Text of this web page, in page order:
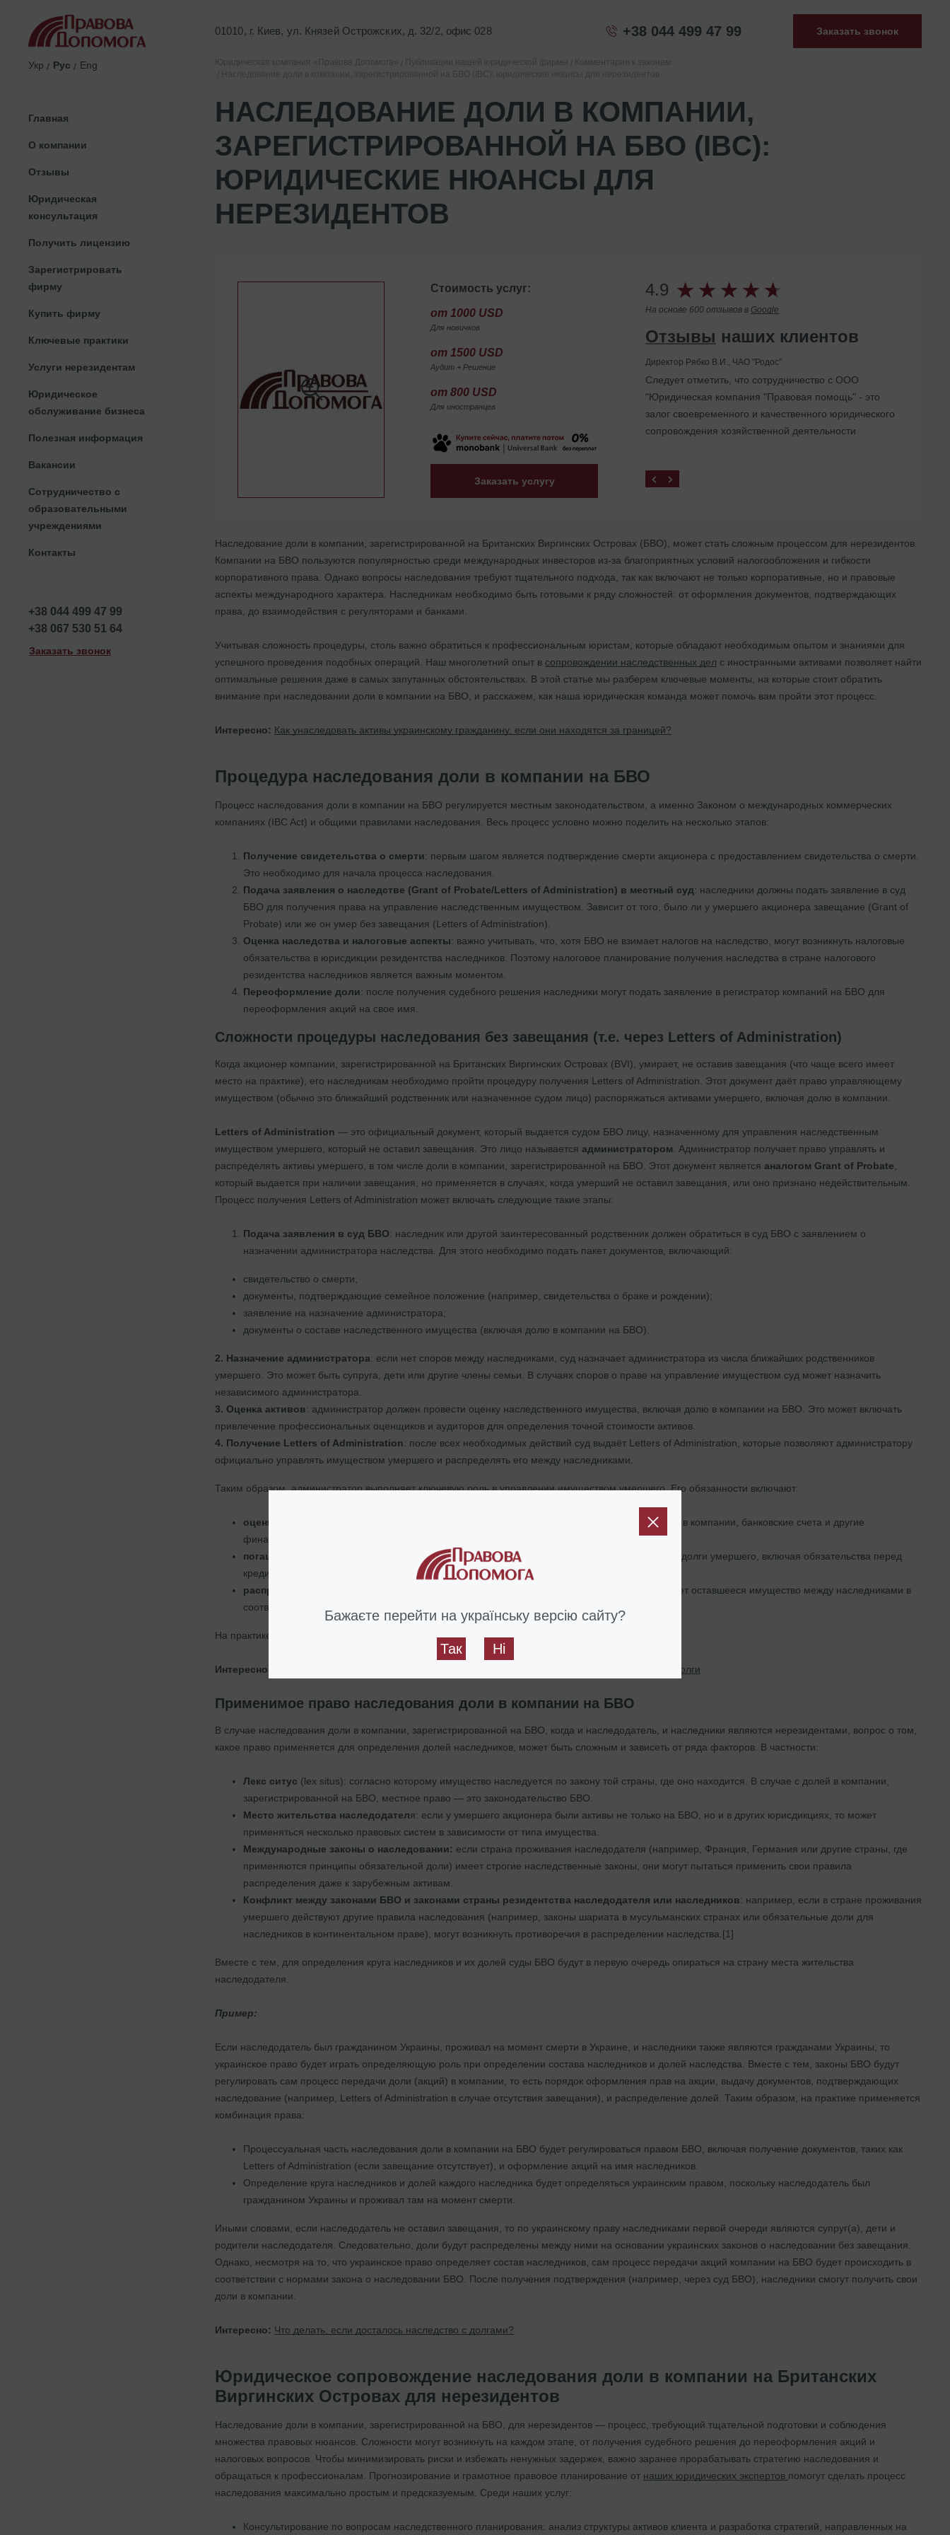
01010, г. Киев, ул. Князей Острожских, д. 32/2, офис 028 +38 044 499 47 99 Заказать звонок
Укр Рус Eng
Главная
О компании
Отзывы
Юридическая
консультация
Получить лицензию
Зарегистрировать
фирму
Купить фирму
Ключевые практики
Услуги нерезидентам
Юридическое
обслуживание бизнеса
Полезная информация
Вакансии
Сотрудничество с
образовательными
учреждениями
Контакты
+38 044 499 47 99
+38 067 530 51 64
Заказать звонок
НАСЛЕДОВАНИЕ ДОЛИ В КОМПАНИИ,
ЗАРЕГИСТРИРОВАННОЙ НА БВО (IBC):
ЮРИДИЧЕСКИЕ НЮАНСЫ ДЛЯ
НЕРЕЗИДЕНТОВ
Стоимость услуг:
от 1000 USD
Для новичков
от 1500 USD
Аудит + Решение
от 800 USD
Для иностранцев
Заказать услугу
4.9
На основе 600 отзывов в Google
Отзывы наших клиентов
Директор Рябко В.И., ЧАО "Родос"
Следует отметить, что сотрудничество с ООО
"Юридическая компания "Правовая помощь" - это
залог своевременного и качественного юридического
сопровождения хозяйственной деятельности
Наследование доли в компании, зарегистрированной на Британских Виргинских Островах (БВО), может стать сложным процессом для нерезидентов.
Компании на БВО пользуются популярностью среди международных инвесторов из-за благоприятных условий налогообложения и гибкости
корпоративного права. Однако вопросы наследования требуют тщательного подхода, так как включают не только корпоративные, но и правовые
аспекты международного характера. Наследникам необходимо быть готовыми к ряду сложностей: от оформления документов, подтверждающих
права, до взаимодействия с регуляторами и банками.
Учитывая сложность процедуры, столь важно обратиться к профессиональным юристам, которые обладают необходимым опытом и знаниями для
успешного проведения подобных операций. Наш многолетний опыт в сопровождении наследственных дел с иностранными активами позволяет найти
оптимальные решения даже в самых запутанных обстоятельствах. В этой статье мы разберем ключевые моменты, на которые стоит обратить
внимание при наследовании доли в компании на БВО, и расскажем, как наша юридическая команда может помочь вам пройти этот процесс.
Интересно: Как унаследовать активы украинскому гражданину, если они находятся за границей?
Процедура наследования доли в компании на БВО
Процесс наследования доли в компании на БВО регулируется местным законодательством, а именно Законом о международных коммерческих
компаниях (IBC Act) и общими правилами наследования. Весь процесс условно можно поделить на несколько этапов:
Получение свидетельства о смерти: первым шагом является подтверждение смерти акционера с предоставлением свидетельства о смерти.
Это необходимо для начала процесса наследования.
Подача заявления о наследстве (Grant of Probate/Letters of Administration) в местный суд: наследники должны подать заявление в суд
БВО для получения права на управление наследственным имуществом. Зависит от того, было ли у умершего акционера завещание (Grant of
Probate) или же он умер без завещания (Letters of Administration).
Оценка наследства и налоговые аспекты: важно учитывать, что, хотя БВО не взимает налогов на наследство, могут возникнуть налоговые
обязательства в юрисдикции резидентства наследников. Поэтому налоговое планирование получения наследства в стране налогового
резидентства наследников является важным моментом.
Переоформление доли: после получения судебного решения наследники могут подать заявление в регистратор компаний на БВО для
переоформления акций на свое имя.
Сложности процедуры наследования без завещания (т.е. через Letters of Administration)
Когда акционер компании, зарегистрированной на Британских Виргинских Островах (BVI), умирает, не оставив завещания (что чаще всего имеет
место на практике), его наследникам необходимо пройти процедуру получения Letters of Administration. Этот документ даёт право управляющему
имуществом (обычно это ближайший родственник или назначенное судом лицо) распоряжаться активами умершего, включая долю в компании.
Letters of Administration — это официальный документ, который выдается судом БВО лицу, назначенному для управления наследственным
имуществом умершего, который не оставил завещания. Это лицо называется администратором . Администратор получает право управлять и
распределять активы умершего, в том числе доли в компании, зарегистрированной на БВО. Этот документ является аналогом Grant of Probate
который выдается при наличии завещания, но применяется в случаях, когда умерший не оставил завещания, или оно признано недействительным.
Процесс получения Letters of Administration может включать следующие такие этапы:
Подача заявления в суд БВО: наследник или другой заинтересованный родственник должен обратиться в суд БВО с заявлением о
назначении администратора наследства. Для этого необходимо подать пакет документов, включающий:
свидетельство о смерти;
документы, подтверждающие семейное положение (например, свидетельства о браке и рождении);
заявление на назначение администратора;
документы о составе наследственного имущества (включая долю в компании на БВО).
2. Назначение администратора: если нет споров между наследниками, суд назначает администратора из числа ближайших родственников
умершего. Это может быть супруга, дети или другие члены семьи. В случаях споров о праве на управление имуществом суд может назначить
независимого администратора.
3. Оценка активов: администратор должен провести оценку наследственного имущества, включая долю в компании на БВО. Это может включать
привлечение профессиональных оценщиков и аудиторов для определения точной стоимости активов.
4. Получение Letters of Administration: после всех необходимых действий суд выдаёт Letters of Administration, которые позволяют администратору
официально управлять имуществом умершего и распределять его между наследниками.
Таким образом, администратор выполняет ключевую роль в управлении имуществом умершего. Его обязанности включают:
оценку активов
(администратор должен точно оценить все активы умершего, включая долю в компании, банковские счета и другие
финансовые активы)
погашение долгов
(перед распределением имущества администратор обязан погасить все долги умершего, включая обязательства перед
кредиторами и налоговыми органами)
распределение активов
(после выполнения всех обязательств администратор распределяет оставшееся имущество между наследниками в
соответствии с законами БВО о наследовании без завещания)
На практике сроки получения Letters of Administration занимают от
Интересно: Особенности наследования корпоративных прав ООО: ценные бумаги, имущество и долги
Применимое право наследования доли в компании на БВО
В случае наследования доли в компании, зарегистрированной на БВО, когда и наследодатель, и наследники являются нерезидентами, вопрос о том,
какое право применяется для определения долей наследников, может быть сложным и зависеть от ряда факторов. В частности:
Лекс ситус (lex situs): согласно которому имущество наследуется по закону той страны, где оно находится. В случае с долей в компании,
зарегистрированной на БВО, местное право — это законодательство БВО.
Место жительства наследодателя: если у умершего акционера были активы не только на БВО, но и в других юрисдикциях, то может
применяться несколько правовых систем в зависимости от типа имущества.
Международные законы о наследовании: если страна проживания наследодателя (например, Франция, Германия или другие страны, где
применяются принципы обязательной доли) имеет строгие наследственные законы, они могут пытаться применить свои правила
распределения даже к зарубежным активам.
Конфликт между законами БВО и законами страны резидентства наследодателя или наследников: например, если в стране проживания
умершего действуют другие правила наследования (например, законы шариата в мусульманских странах или обязательные доли для
наследников в континентальном праве), могут возникнуть противоречия в распределении наследства.[1]
Вместе с тем, для определения круга наследников и их долей суды БВО будут в первую очередь опираться на страну места жительства
наследодателя.
Пример:
Если наследодатель был гражданином Украины, проживал на момент смерти в Украине, и наследники также являются гражданами Украины, то
украинское право будет играть определяющую роль при определении состава наследников и долей наследства. Вместе с тем, законы БВО будут
регулировать сам процесс передачи доли (акций) в компании, то есть порядок оформления прав на акции, выдачу документов, подтверждающих
наследование (например, Letters of Administration в случае отсутствия завещания), и распределение долей. Таким образом, на практике применяется
комбинация права:
Процессуальная часть наследования доли в компании на БВО будет регулироваться правом БВО, включая получение документов, таких как
Letters of Administration (если завещание отсутствует), и оформление акций на имя наследников.
Определение круга наследников и долей каждого наследника будет определяться украинским правом, поскольку наследодатель был
гражданином Украины и проживал там на момент смерти.
Иными словами, если наследодатель не оставил завещания, то по украинскому праву наследниками первой очереди являются супруг(а), дети и
родители наследодателя. Следовательно, доли будут распределены между ними на основании украинских законов о наследовании без завещания.
Однако, несмотря на то, что украинское право определяет состав наследников, сам процесс передачи акций компании на БВО будет происходить в
соответствии с нормами закона о наследовании БВО. После получения подтверждения (например, через суд БВО), наследники смогут получить свои
доли в компании.
Интересно: Что делать, если досталось наследство с долгами?
Юридическое сопровождение наследования доли в компании на Британских
Виргинских Островах для нерезидентов
Наследование доли в компании, зарегистрированной на БВО, для нерезидентов — процесс, требующий тщательной подготовки и соблюдения
множества правовых нюансов. Сложности могут возникнуть на каждом этапе, от получения судебного решения до переоформления акций и
налоговых вопросов. Чтобы минимизировать риски и избежать ненужных задержек, важно заранее прорабатывать стратегию наследования и
обращаться к профессионалам. Прогнозирование и грамотное правовое планирование от наших юридических экспертов помогут сделать процесс
наследования максимально простым и предсказуемым. Среди наших услуг:
Консультирование по вопросам наследственного планирования: анализ структуры активов клиента и разработка стратегий, направленных на
Бажаєте перейти на українську версію сайту?
Так Ні